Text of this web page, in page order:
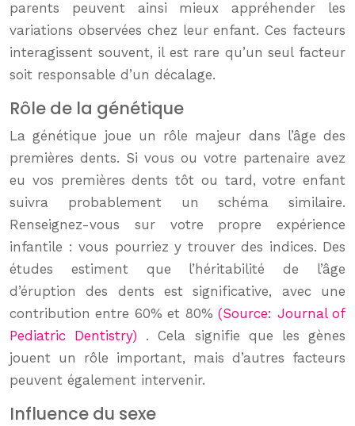
parents peuvent ainsi mieux appréhender les
variations observées chez leur enfant. Ces facteurs
interagissent souvent, il est rare qu’un seul facteur
soit responsable d’un décalage.
Rôle de la génétique
La génétique joue un rôle majeur dans l’âge des
premières dents. Si vous ou votre partenaire avez
eu vos premières dents tôt ou tard, votre enfant
suivra probablement un schéma similaire.
Renseignez-vous sur votre propre expérience
infantile : vous pourriez y trouver des indices. Des
études estiment que l’héritabilité de l’âge
d’éruption des dents est significative, avec une
contribution entre 60% et 80%(Source: Journal of
Pediatric Dentistry) . Cela signifie que les gènes
jouent un rôle important, mais d’autres facteurs
peuvent également intervenir.
Influence du sexe